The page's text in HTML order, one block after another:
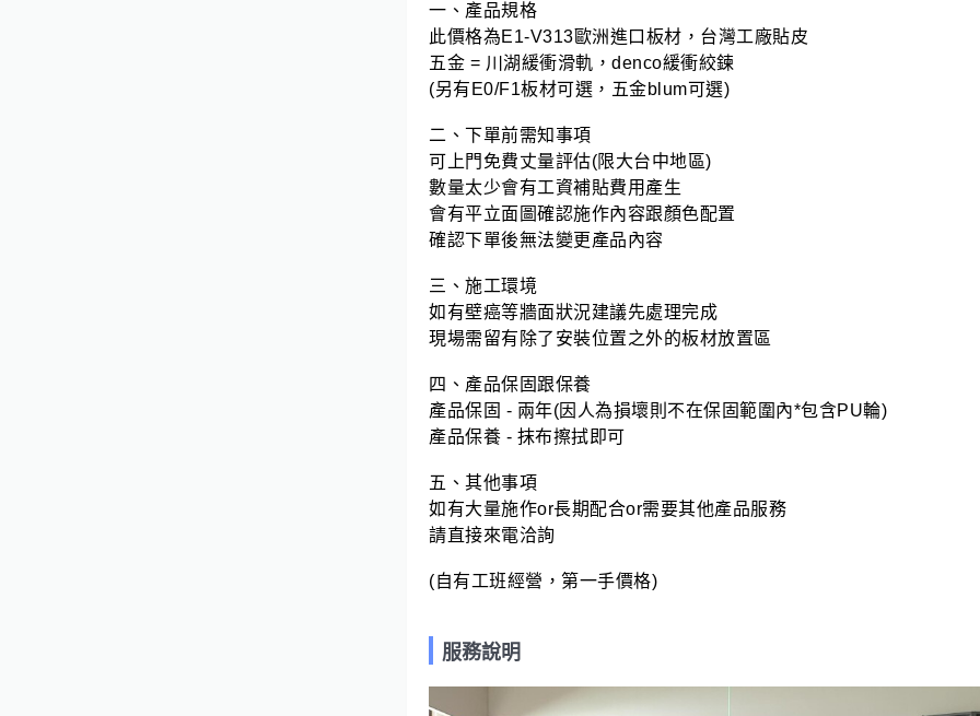
一、產品規格
此價格為E1-V313歐洲進口板材，台灣工廠貼皮
五金 = 川湖緩衝滑軌，denco緩衝絞鍊
(另有E0/F1板材可選，五金blum可選)
二、下單前需知事項
可上門免費丈量評估(限大台中地區)
數量太少會有工資補貼費用產生
會有平立面圖確認施作內容跟顏色配置
確認下單後無法變更產品內容
三、施工環境
如有壁癌等牆面狀況建議先處理完成
現場需留有除了安裝位置之外的板材放置區
四、產品保固跟保養
產品保固 - 兩年(因人為損壞則不在保固範圍內*包含PU輪)
產品保養 - 抹布擦拭即可
五、其他事項
如有大量施作or長期配合or需要其他產品服務
請直接來電洽詢
(自有工班經營，第一手價格)
服務說明